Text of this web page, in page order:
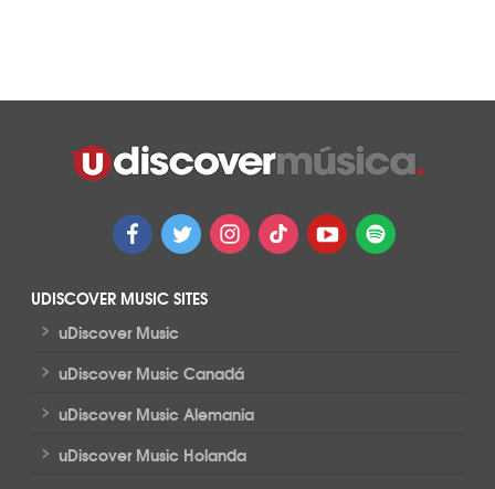
UDISCOVER MUSIC SITES
> uDiscover Music
> uDiscover Music Canadá
> uDiscover Music Alemania
> uDiscover Music Holanda